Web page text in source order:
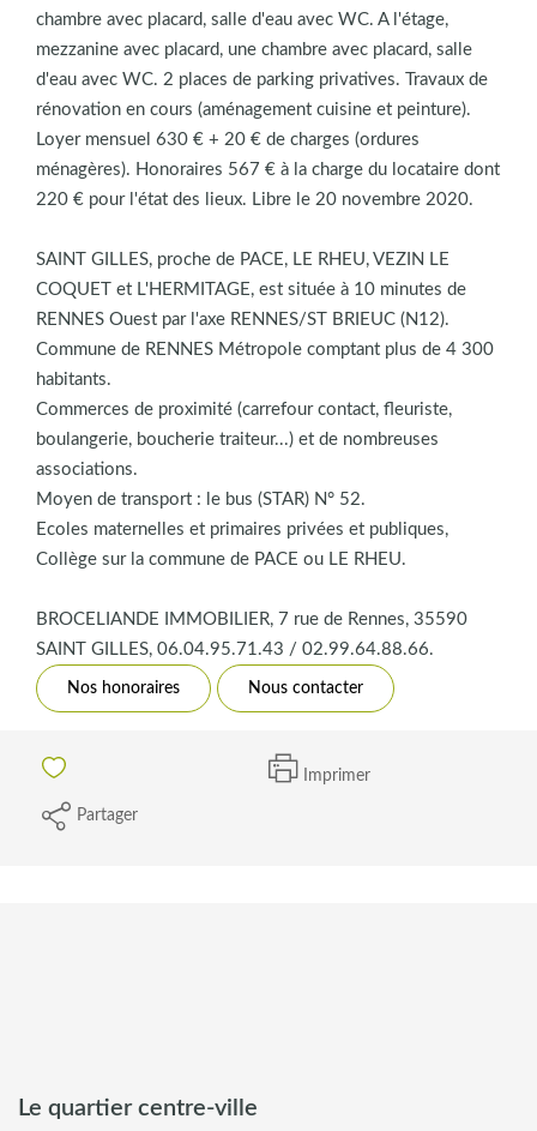
chambre avec placard, salle d'eau avec WC. A l'étage,
mezzanine avec placard, une chambre avec placard, salle
d'eau avec WC. 2 places de parking privatives. Travaux de
rénovation en cours (aménagement cuisine et peinture).
Loyer mensuel 630 € + 20 € de charges (ordures
ménagères). Honoraires 567 € à la charge du locataire dont
220 € pour l'état des lieux. Libre le 20 novembre 2020.
SAINT GILLES, proche de PACE, LE RHEU, VEZIN LE
COQUET et L'HERMITAGE, est située à 10 minutes de
RENNES Ouest par l'axe RENNES/ST BRIEUC (N12).
Commune de RENNES Métropole comptant plus de 4 300
habitants.
Commerces de proximité (carrefour contact, fleuriste,
boulangerie, boucherie traiteur...) et de nombreuses
associations.
Moyen de transport : le bus (STAR) N° 52.
Ecoles maternelles et primaires privées et publiques,
Collège sur la commune de PACE ou LE RHEU.
BROCELIANDE IMMOBILIER, 7 rue de Rennes, 35590
SAINT GILLES, 06.04.95.71.43 / 02.99.64.88.66.
Nos honoraires Nous contacter
Imprimer
Partager
Le quartier centre-ville